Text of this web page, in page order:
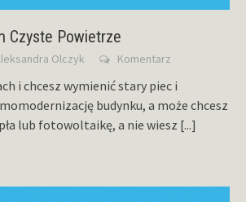
Czyste Powietrze
Olczyk Komentarz
i chcesz wymienić stary piec i
budynku, a może chcesz
lub fotowoltaikę, a nie wiesz [...]